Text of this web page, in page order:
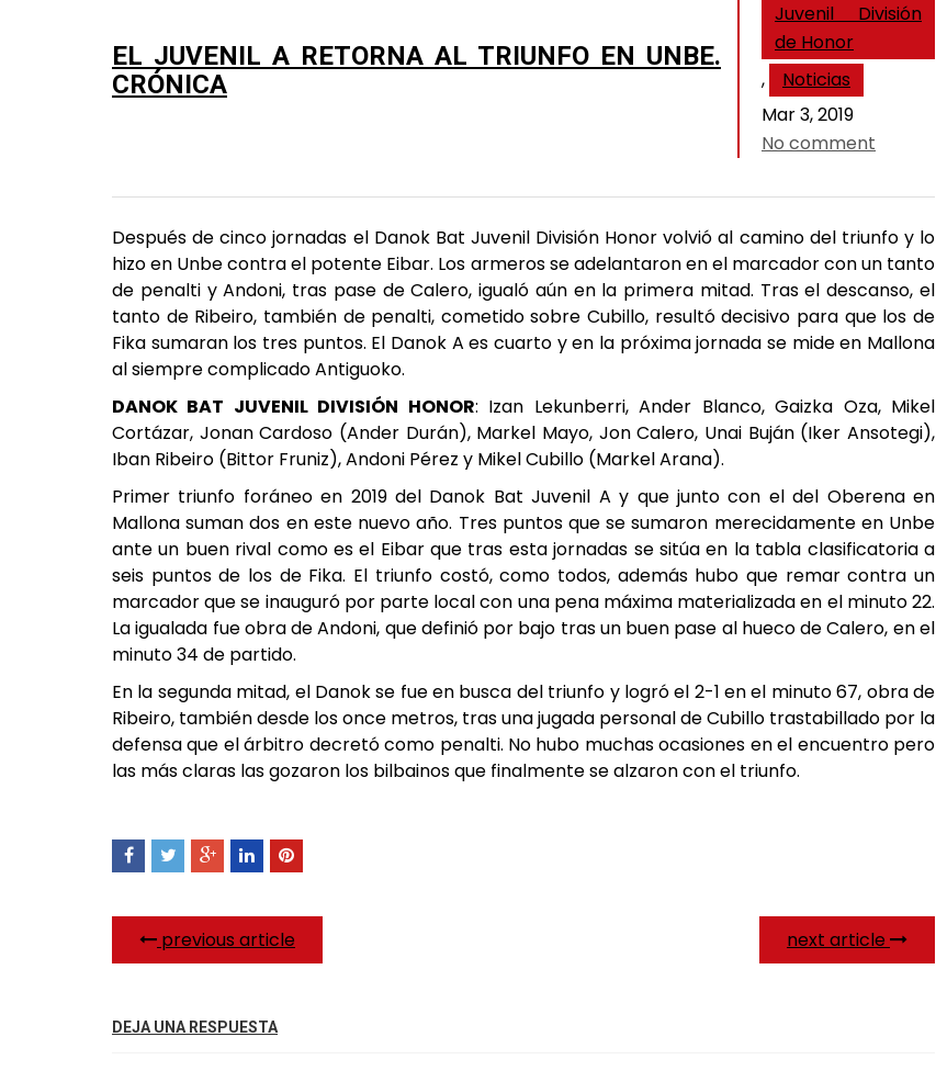
EL JUVENIL A RETORNA AL TRIUNFO EN UNBE.
CRÓNICA
Juvenil División
de Honor
,
Noticias
Mar 3, 2019
No comment
Después de cinco jornadas el Danok Bat Juvenil División Honor volvió al camino del triunfo y lo
hizo en Unbe contra el potente Eibar. Los armeros se adelantaron en el marcador con un tanto
de penalti y Andoni, tras pase de Calero, igualó aún en la primera mitad. Tras el descanso, el
tanto de Ribeiro, también de penalti, cometido sobre Cubillo, resultó decisivo para que los de
Fika sumaran los tres puntos. El Danok A es cuarto y en la próxima jornada se mide en Mallona
al siempre complicado Antiguoko.
DANOK BAT JUVENIL DIVISIÓN HONOR: Izan Lekunberri, Ander Blanco, Gaizka Oza, Mikel
Cortázar, Jonan Cardoso (Ander Durán), Markel Mayo, Jon Calero, Unai Buján (Iker Ansotegi),
Iban Ribeiro (Bittor Fruniz), Andoni Pérez y Mikel Cubillo (Markel Arana).
Primer triunfo foráneo en 2019 del Danok Bat Juvenil A y que junto con el del Oberena en
Mallona suman dos en este nuevo año. Tres puntos que se sumaron merecidamente en Unbe
ante un buen rival como es el Eibar que tras esta jornadas se sitúa en la tabla clasificatoria a
seis puntos de los de Fika. El triunfo costó, como todos, además hubo que remar contra un
marcador que se inauguró por parte local con una pena máxima materializada en el minuto 22.
La igualada fue obra de Andoni, que definió por bajo tras un buen pase al hueco de Calero, en el
minuto 34 de partido.
En la segunda mitad, el Danok se fue en busca del triunfo y logró el 2-1 en el minuto 67, obra de
Ribeiro, también desde los once metros, tras una jugada personal de Cubillo trastabillado por la
defensa que el árbitro decretó como penalti. No hubo muchas ocasiones en el encuentro pero
las más claras las gozaron los bilbainos que finalmente se alzaron con el triunfo.
previous article next article
DEJA UNA RESPUESTA